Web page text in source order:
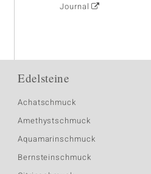
Journal
Edelsteine
Achatschmuck
Amethystschmuck
Aquamarinschmuck
Bernsteinschmuck